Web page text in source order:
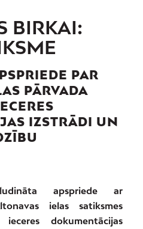
BIRKAI:
PAR
PĀRVADA
IZSTRĀDI UN
apspriede ar
ielas satiksmes
dokumentācijas